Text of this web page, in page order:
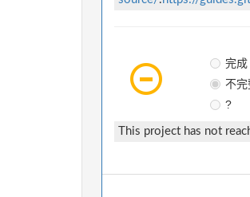
完成
不完
?
This project has not